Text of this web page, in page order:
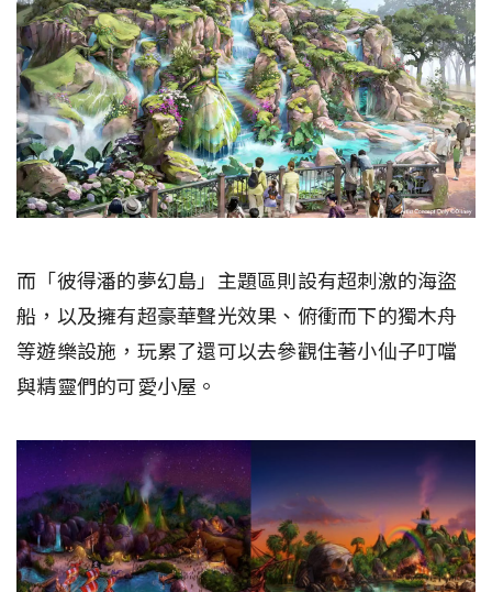
而「彼得潘的夢幻島」主題區則設有超刺激的海盜
船，以及擁有超豪華聲光效果、俯衝而下的獨木舟
等遊樂設施，玩累了還可以去參觀住著小仙子叮噹
與精靈們的可愛小屋。